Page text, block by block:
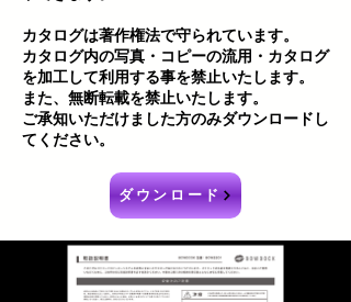
カタログは著作権法で守られています。
カタログ内の写真・コピーの流用・カタログ
を加工して利用する事を禁止いたします。
また、無断転載を禁止いたします。
ご承知いただけました方のみダウンロードし
てください。
ダウンロード